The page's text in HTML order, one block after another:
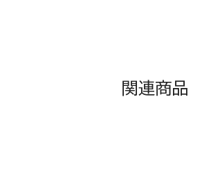
関連商品